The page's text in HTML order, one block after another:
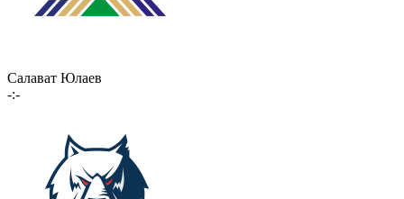
Салават Юлаев
-:-